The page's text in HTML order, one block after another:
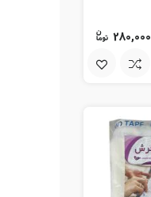
280,000